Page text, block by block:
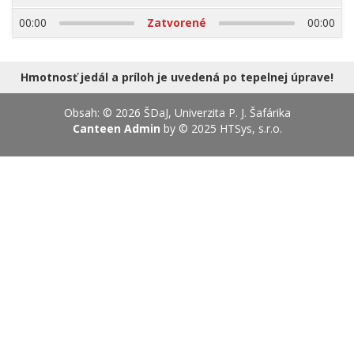
17.08.2026
00:00 Zatvorené 00:00
Hmotnosť jedál a príloh je uvedená po tepelnej úprave!
Obsah: © 2026 ŠDaJ, Univerzita P. J. Šafárika
Canteen Admin by © 2025 HTSys, s.r.o.